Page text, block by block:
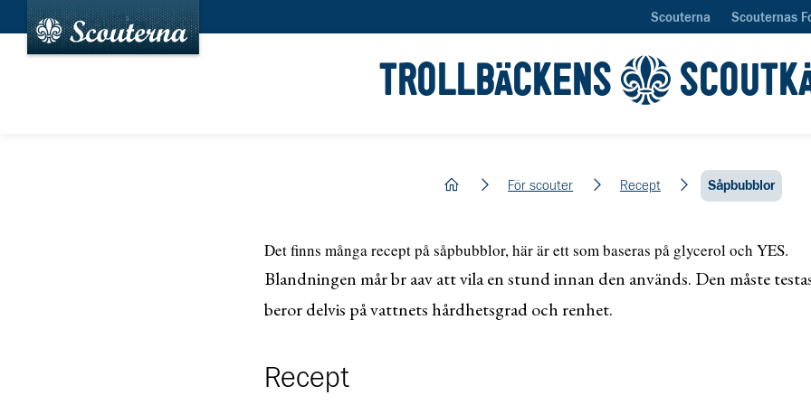
Scouterna Scouternas
TROLLBÄCKENS
hem För scouter Recept Såpbubblor
Det finns många recept på såpbubblor, här är ett som baseras på glycerol och YES.
Blandningen mår br aav att vila en stund innan den används. Den måste
beror delvis på vattnets hårdhetsgrad och renhet.
Recept